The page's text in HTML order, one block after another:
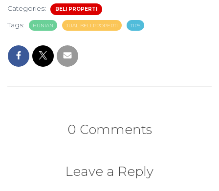
Categories: BELI PROPERTI
Tags: HUNIAN JUAL BELI PROPERTI TIPS
0 Comments
Leave a Reply